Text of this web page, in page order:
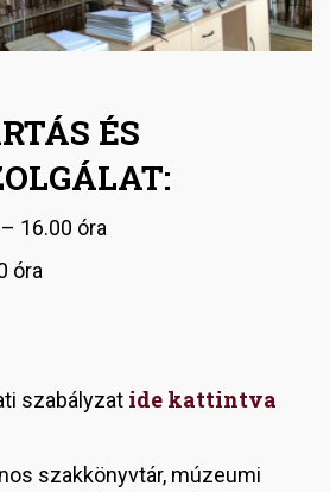
ÉS
16.00 óra
óra
szabályzat ide kattintva
szakkönyvtár, múzeumi